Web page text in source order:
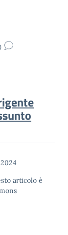
articolo è